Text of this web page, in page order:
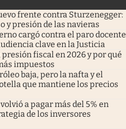
frente contra Sturzenegger:
y presión de las navieras
cargó contra el paro docente
clave en la Justicia
fiscal en 2026 y por qué
impuestos
baja, pero la nafta y el
que mantiene los precios
a pagar más del 5% en
de los inversores